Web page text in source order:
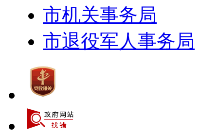
市机关事务局
市退役军人事务局